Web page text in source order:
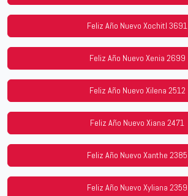
Feliz Año Nuevo Xochitl 3691
Feliz Año Nuevo Xenia 2699
Feliz Año Nuevo Xilena 2512
Feliz Año Nuevo Xiana 2471
Feliz Año Nuevo Xanthe 2385
Feliz Año Nuevo Xyliana 2359